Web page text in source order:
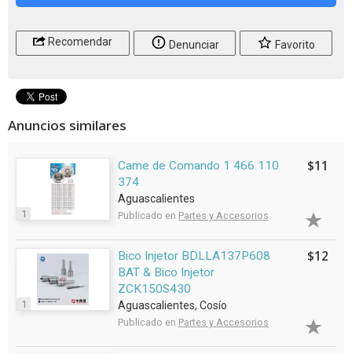
Recomendar Denunciar Favorito
Anuncios similares
1
Came de Comando 1 466 110
374
Aguascalientes
Publicado en Partes y Accesorios
$11
1
Bico Injetor BDLLA137P608
BAT & Bico Injetor
ZCK150S430
Aguascalientes, Cosío
Publicado en Partes y Accesorios
$12